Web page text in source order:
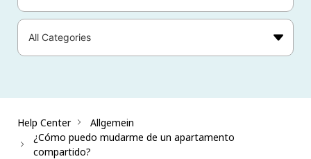
Help Center
Allgemein
¿Cómo puedo mudarme de un apartamento
compartido?